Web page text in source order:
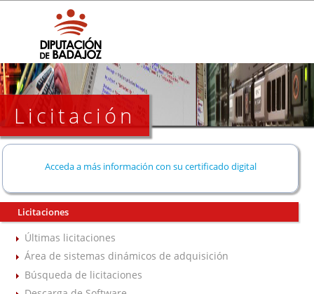
Licitación
Acceda a más información con su certificado digital
Licitaciones
Últimas licitaciones
Área de sistemas dinámicos de adquisición
Búsqueda de licitaciones